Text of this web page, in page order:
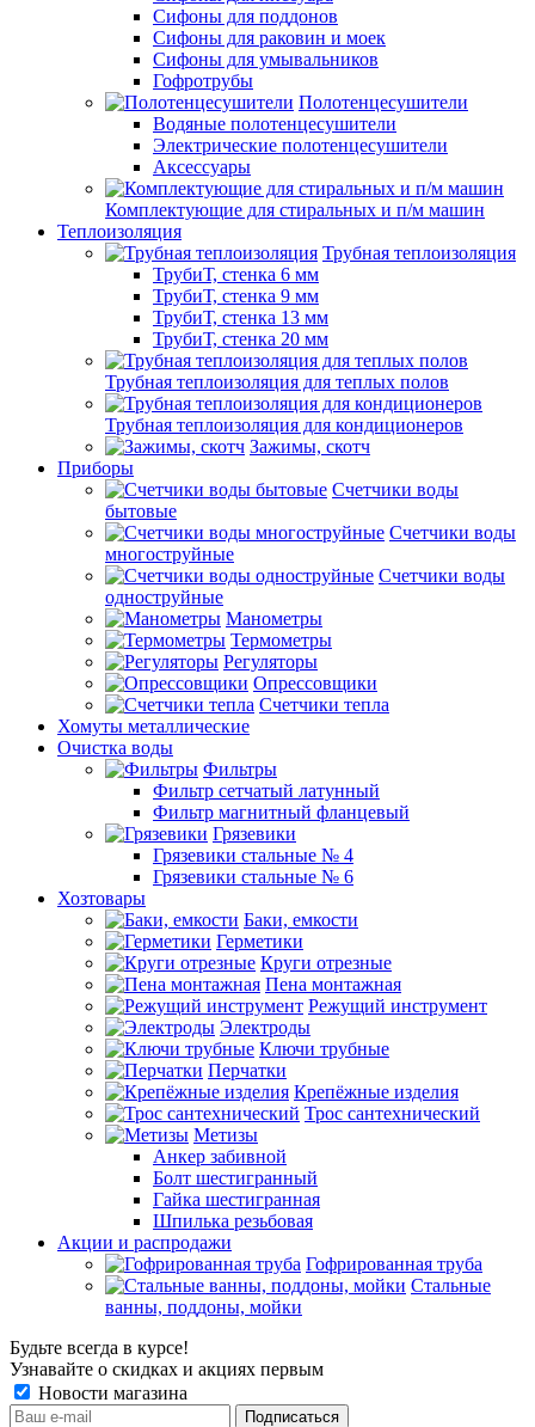
Сифоны для поддонов
Сифоны для раковин и моек
Сифоны для умывальников
Гофротрубы
Полотенцесушители
Водяные полотенцесушители
Электрические полотенцесушители
Аксессуары
Комплектующие для стиральных и п/м машин
Теплоизоляция
Трубная теплоизоляция
ТрубиТ, стенка 6 мм
ТрубиТ, стенка 9 мм
ТрубиТ, стенка 13 мм
ТрубиТ, стенка 20 мм
Трубная теплоизоляция для теплых полов
Трубная теплоизоляция для кондиционеров
Зажимы, скотч
Приборы
Счетчики воды
бытовые
Счетчики воды
многоструйные
Счетчики воды
одноструйные
Манометры
Термометры
Регуляторы
Опрессовщики
Счетчики тепла
Хомуты металлические
Очистка воды
Фильтры
Фильтр сетчатый латунный
Фильтр магнитный фланцевый
Грязевики
Грязевики стальные № 4
Грязевики стальные № 6
Хозтовары
Баки, емкости
Герметики
Круги отрезные
Пена монтажная
Режущий инструмент
Электроды
Ключи трубные
Перчатки
Крепёжные изделия
Трос сантехнический
Метизы
Анкер забивной
Болт шестигранный
Гайка шестигранная
Шпилька резьбовая
Акции и распродажи
Гофрированная труба
Стальные
ванны, поддоны, мойки
Будьте всегда в курсе!
Узнавайте о скидках и акциях первым
Новости магазина